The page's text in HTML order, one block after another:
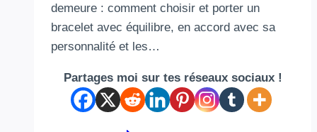
demeure : comment choisir et porter un
bracelet avec équilibre, en accord avec sa
personnalité et les…
Partages moi sur tes réseaux sociaux !